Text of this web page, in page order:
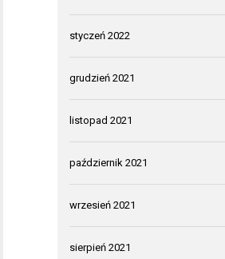
styczeń 2022
grudzień 2021
listopad 2021
październik 2021
wrzesień 2021
sierpień 2021